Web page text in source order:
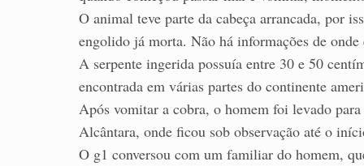
O animal teve parte da cabeça arrancada, por
engolido já morta. Não há informações de
A serpente ingerida possuía entre 30 e 50
encontrada em várias partes do continente
Após vomitar a cobra, o homem foi levado
Alcântara, onde ficou sob observação até o
O g1 conversou com um familiar do homem,